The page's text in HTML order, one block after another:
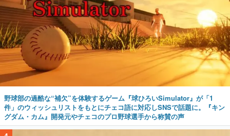
野球部の過酷な“補欠”を体験するゲーム『球ひろいSimulator』が「1
件」のウィッシュリストをもとにチェコ語に対応しSNSで話題に。『キン
グダム・カム』開発元やチェコのプロ野球選手から称賛の声